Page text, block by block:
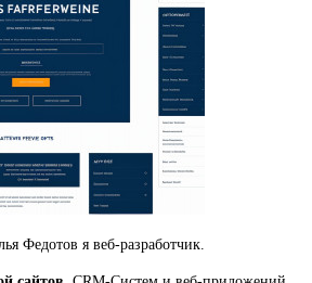
Федотов я веб-разработчик.